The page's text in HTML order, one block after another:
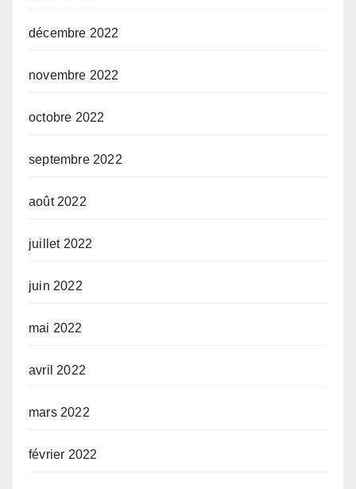
décembre 2022
novembre 2022
octobre 2022
septembre 2022
août 2022
juillet 2022
juin 2022
mai 2022
avril 2022
mars 2022
février 2022